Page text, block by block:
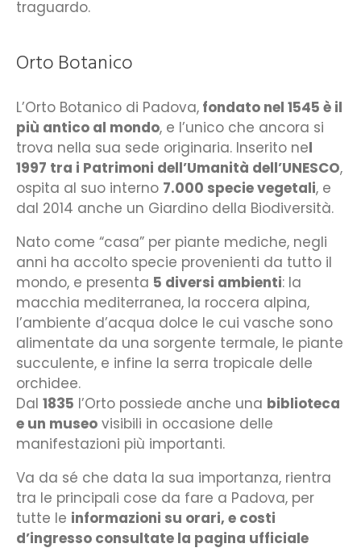
traguardo.
Orto Botanico
L’Orto Botanico di Padova, fondato nel 1545 è il
più antico al mondo, e l’unico che ancora si
trova nella sua sede originaria. Inserito nel
1997 tra i Patrimoni dell’Umanità dell’UNESCO,
ospita al suo interno 7.000 specie vegetali, e
dal 2014 anche un Giardino della Biodiversità.
Nato come “casa” per piante mediche, negli
anni ha accolto specie provenienti da tutto il
mondo, e presenta 5 diversi ambienti: la
macchia mediterranea, la roccera alpina,
l’ambiente d’acqua dolce le cui vasche sono
alimentate da una sorgente termale, le piante
succulente, e infine la serra tropicale delle
orchidee.
Dal 1835 l’Orto possiede anche una biblioteca
e un museo visibili in occasione delle
manifestazioni più importanti.
Va da sé che data la sua importanza, rientra
tra le principali cose da fare a Padova, per
tutte le informazioni su orari, e costi
d’ingresso consultate la pagina ufficiale